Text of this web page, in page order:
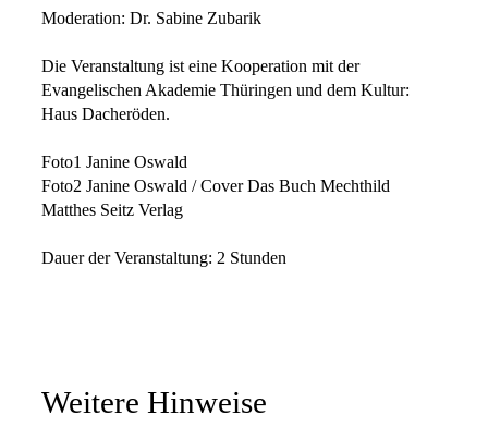
Moderation: Dr. Sabine Zubarik
Die Veranstaltung ist eine Kooperation mit der
Evangelischen Akademie Thüringen und dem Kultur:
Haus Dacheröden.
Foto1 Janine Oswald
Foto2 Janine Oswald / Cover Das Buch Mechthild
Matthes Seitz Verlag
Dauer der Veranstaltung: 2 Stunden
Weitere Hinweise